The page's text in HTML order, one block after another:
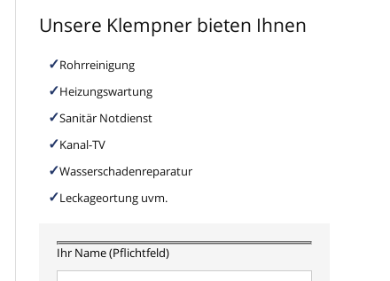
Unsere Klempner bieten Ihnen
Rohrreinigung
Heizungswartung
Sanitär Notdienst
Kanal-TV
Wasserschadenreparatur
Leckageortung uvm.
Ihr Name (Pflichtfeld)